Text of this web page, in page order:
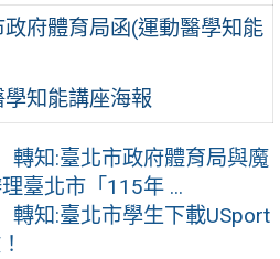
政府體育局函(運動醫學知能
知能講座海報
轉知:臺北市政府體育局與魔
臺北市「115年 ...
轉知:臺北市學生下載USport